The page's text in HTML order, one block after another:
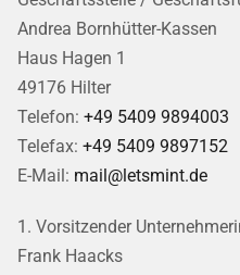
Andrea Bornhütter-Kassen
Haus Hagen 1
49176 Hilter
Telefon: +49 5409 9894003
Telefax: +49 5409 9897152
E-Mail: mail@letsmint.de
1. Vorsitzender
Frank Haacks